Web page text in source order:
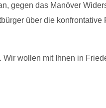
gegen das Manöver
über die konfrontative
wollen mit Ihnen in